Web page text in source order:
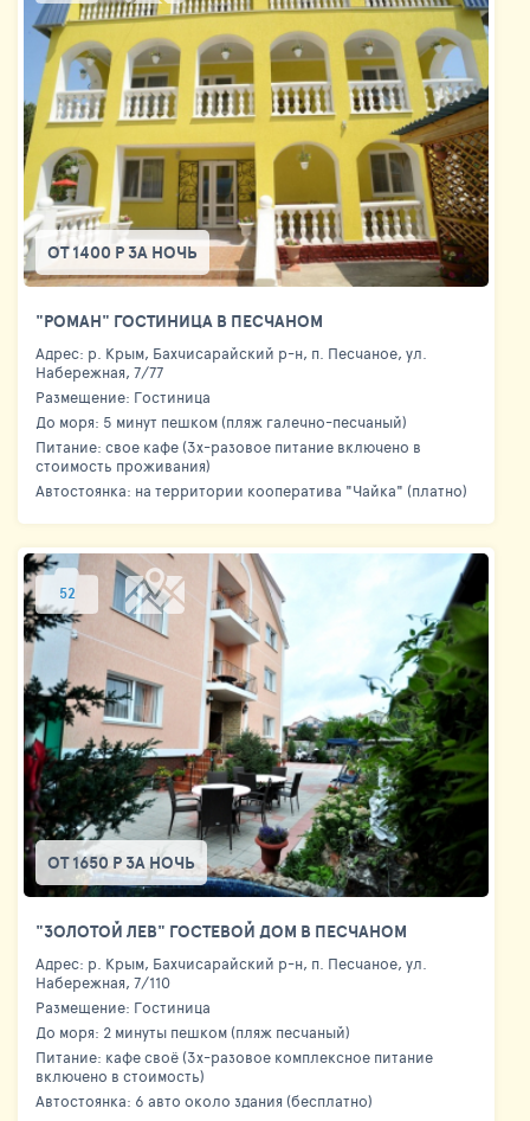
ОТ 1400 Р ЗА НОЧЬ
"РОМАН" ГОСТИНИЦА В ПЕСЧАНОМ
Адрес: р. Крым, Бахчисарайский р-н, п. Песчаное, ул.
Набережная, 7/77
Размещение: Гостиница
До моря: 5 минут пешком (пляж галечно-песчаный)
Питание: свое кафе (3х-разовое питание включено в
стоимость проживания)
Автостоянка: на территории кооператива "Чайка" (платно)
52
ОТ 1650 Р ЗА НОЧЬ
"ЗОЛОТОЙ ЛЕВ" ГОСТЕВОЙ ДОМ В ПЕСЧАНОМ
Адрес: р. Крым, Бахчисарайский р-н, п. Песчаное, ул.
Набережная, 7/110
Размещение: Гостиница
До моря: 2 минуты пешком (пляж песчаный)
Питание: кафе своё (3х-разовое комплексное питание
включено в стоимость)
Автостоянка: 6 авто около здания (бесплатно)